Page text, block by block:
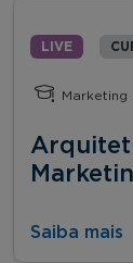
LIVE
Marketing
Saiba mais